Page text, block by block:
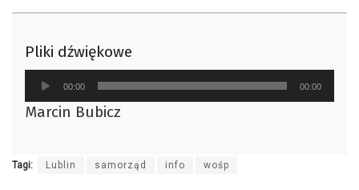
Pliki dźwiękowe
Odtwarzacz
plików
dźwiękowych
00:00 00:00
Marcin Bubicz
Tagi: Lublin samorząd info wośp